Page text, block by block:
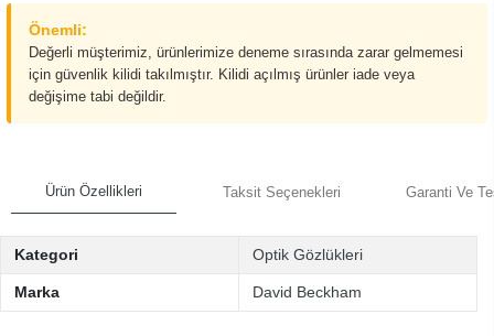
Önemli:
Değerli müşterimiz, ürünlerimize deneme sırasında zarar gelmemesi
için güvenlik kilidi takılmıştır. Kilidi açılmış ürünler iade veya
değişime tabi değildir.
Ürün Özellikleri Taksit Seçenekleri Garanti Ve
Kategori Optik Gözlükleri
Marka David Beckham